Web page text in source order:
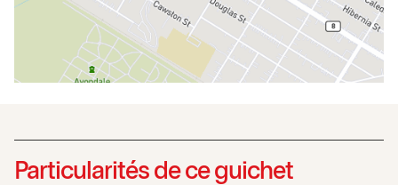
Particularités de ce guichet